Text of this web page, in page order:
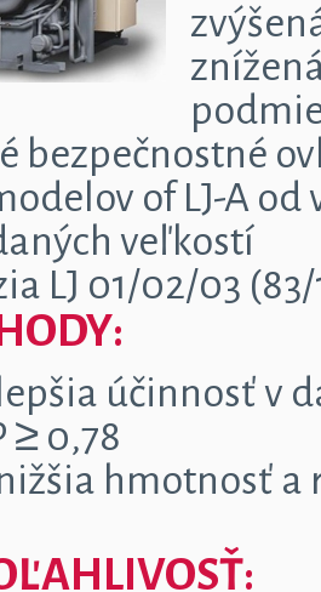
bezpečnostné
of LJ-A
veľkostí
LJ 01/02/03
účinnosť v
≥ 0,78
hmotnosť a